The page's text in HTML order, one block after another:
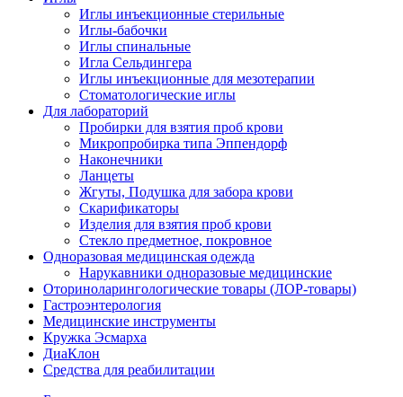
Иглы инъекционные стерильные
Иглы-бабочки
Иглы спинальные
Игла Сельдингера
Иглы инъекционные для мезотерапии
Стоматологические иглы
Для лабораторий
Пробирки для взятия проб крови
Микропробирка типа Эппендорф
Наконечники
Ланцеты
Жгуты, Подушка для забора крови
Скарификаторы
Изделия для взятия проб крови
Стекло предметное, покровное
Одноразовая медицинская одежда
Нарукавники одноразовые медицинские
Оториноларингологические товары (ЛОР-товары)
Гастроэнтерология
Медицинские инструменты
Кружка Эсмарха
ДиаКлон
Средства для реабилитации